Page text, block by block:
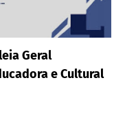
Geral
e Cultural